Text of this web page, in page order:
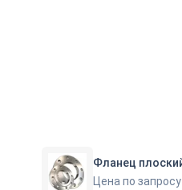
Цена по запросу